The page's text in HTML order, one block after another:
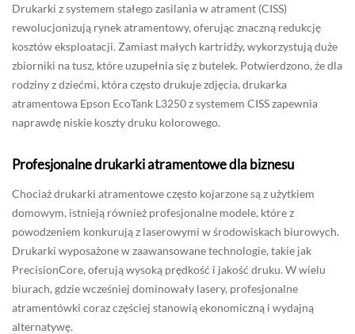
Drukarki z systemem stałego zasilania w atrament (CISS)
rewolucjonizują rynek atramentowy, oferując znaczną redukcję
kosztów eksploatacji. Zamiast małych kartridży, wykorzystują duże
zbiorniki na tusz, które uzupełnia się z butelek. Potwierdzono, że dla
rodziny z dziećmi, która często drukuje zdjęcia, drukarka
atramentowa Epson EcoTank L3250 z systemem CISS zapewnia
naprawdę niskie koszty druku kolorowego.
Profesjonalne drukarki atramentowe dla biznesu
Chociaż drukarki atramentowe często kojarzone są z użytkiem
domowym, istnieją również profesjonalne modele, które z
powodzeniem konkurują z laserowymi w środowiskach biurowych.
Drukarki wyposażone w zaawansowane technologie, takie jak
PrecisionCore, oferują wysoką prędkość i jakość druku. W wielu
biurach, gdzie wcześniej dominowały lasery, profesjonalne
atramentówki coraz częściej stanowią ekonomiczną i wydajną
alternatywę.